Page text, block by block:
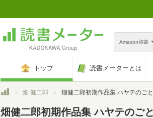
Amazon和書
トップ 読書メーターとは
トップ畑 健二郎 畑健二郎初期作品集 ハヤテのごとく!の前 (少年サンデーコミックススペシャル)
畑健二郎初期作品集 ハヤテのご